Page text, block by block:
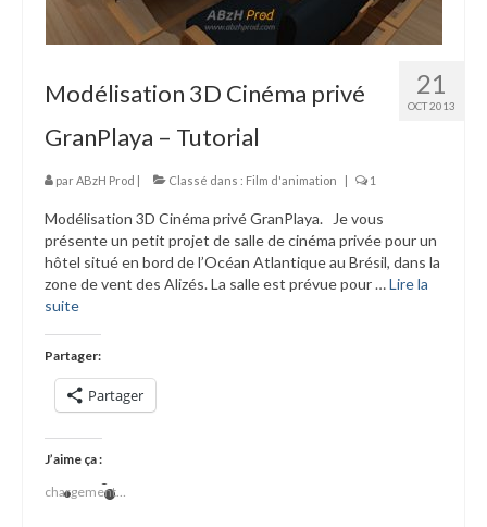
21
OCT 2013
Modélisation 3D Cinéma privé
GranPlaya – Tutorial
par ABzH Prod | Classé dans : Film d'animation | 1
Modélisation 3D Cinéma privé GranPlaya. Je vous
présente un petit projet de salle de cinéma privée pour un
hôtel situé en bord de l’Océan Atlantique au Brésil, dans la
zone de vent des Alizés. La salle est prévue pour …Lire la
suite­­
Partager:
Partager
J’aime ça :
chargement…